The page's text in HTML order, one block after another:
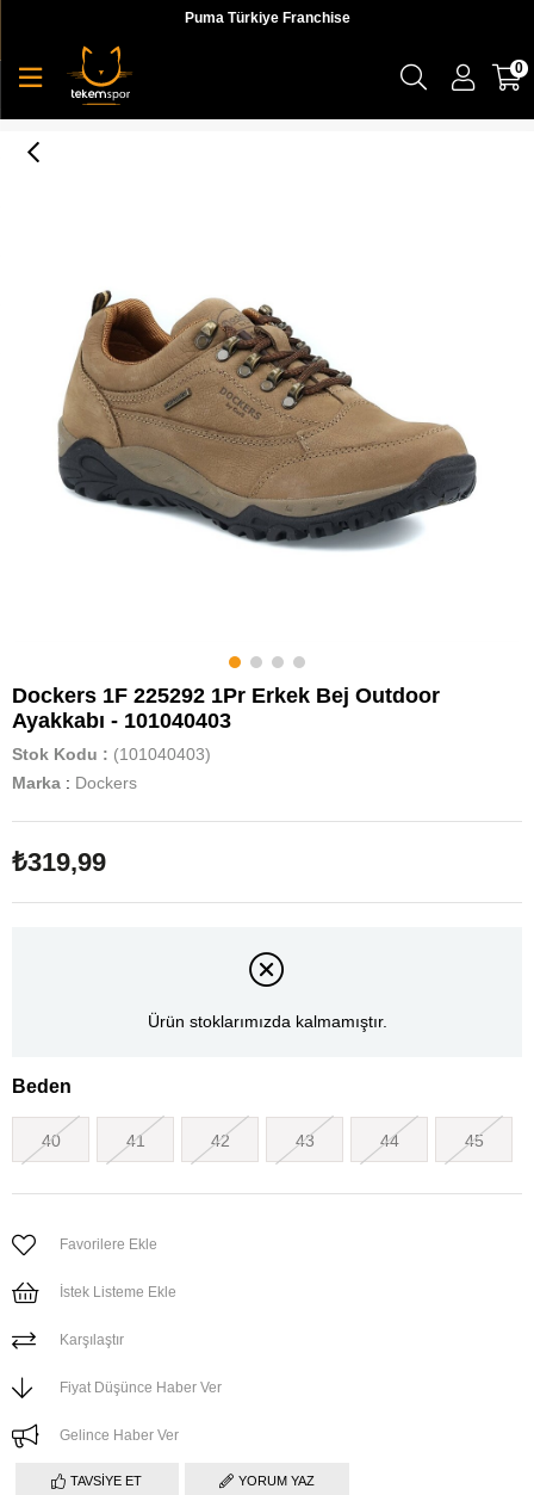
Puma Türkiye Franchise
0
Dockers 1F 225292 1Pr Erkek Bej Outdoor
Ayakkabı - 101040403
Stok Kodu
(101040403)
Marka : Dockers
₺319,99
Ürün stoklarımızda kalmamıştır.
Beden
40 41 42 43 44 45
Favorilere Ekle
İstek Listeme Ekle
Karşılaştır
Fiyat Düşünce Haber Ver
Gelince Haber Ver
TAVSIYE ET YORUM YAZ